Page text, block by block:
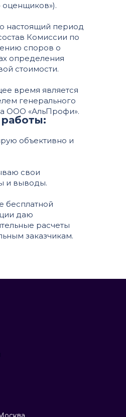
настоящий период
Комиссии по
споров о
определения
стоимости.
время является
генерального
ООО «АльПрофи».
объективно и
свои
и выводы.
бесплатной
даю
расчеты
заказчикам.